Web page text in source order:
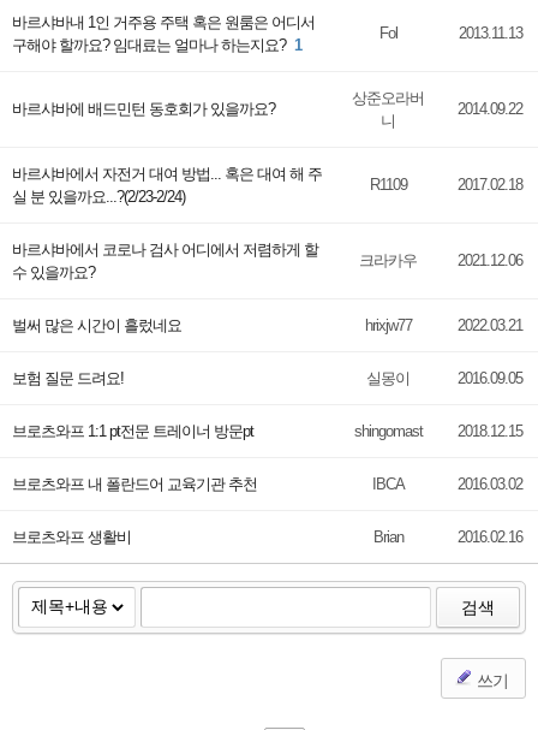
바르샤바내 1인 거주용 주택 혹은 원룸은 어디서
구해야 할까요? 임대료는 얼마나 하는지요? 1
Fol 2013.11.13
바르샤바에 배드민턴 동호회가 있을까요?
상준오라버
니
2014.09.22
바르샤바에서 자전거 대여 방법... 혹은 대여 해 주
실 분 있을까요...?(2/23-2/24)
R1109 2017.02.18
바르샤바에서 코로나 검사 어디에서 저렴하게 할
수 있을까요?
크라카우 2021.12.06
벌써 많은 시간이 흘렀네요 hrixjw77 2022.03.21
보험 질문 드려요! 실몽이 2016.09.05
브로츠와프 1:1 pt전문 트레이너 방문pt shingomast 2018.12.15
브로츠와프 내 폴란드어 교육기관 추천 IBCA 2016.03.02
브로츠와프 생활비 Brian 2016.02.16
검색
쓰기